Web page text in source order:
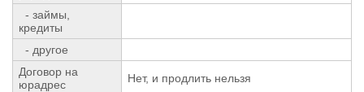
- займы,
кредиты
- другое
Договор на
юрадрес
Нет, и продлить нельзя